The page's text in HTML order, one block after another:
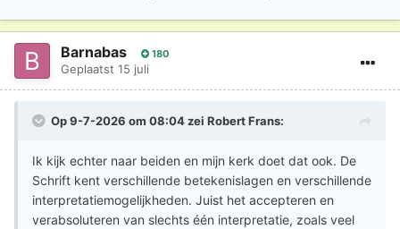
Barnabas 180
Geplaatst 15 juli
Op 9-7-2026 om 08:04 zei Robert Frans:
Ik kijk echter naar beiden en mijn kerk doet dat ook. De
Schrift kent verschillende betekenislagen en verschillende
interpretatiemogelijkheden. Juist het accepteren en
verabsoluteren van slechts één interpretatie, zoals veel